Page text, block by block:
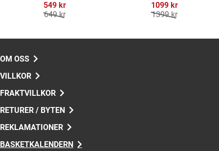
549 kr
649 kr
1099 kr
1399 kr
OM OSS
VILLKOR
FRAKTVILLKOR
RETURER / BYTEN
REKLAMATIONER
BASKETKALENDERN